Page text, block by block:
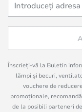
Înscrieți-vă la Buletin
lămpi și becuri,
vouchere de
promoționale,
de la posibili parteneri